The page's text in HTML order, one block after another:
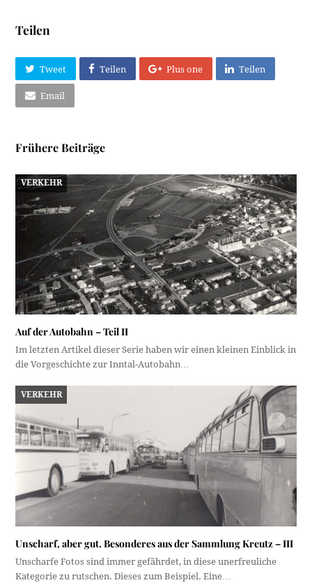
Teilen
Tweet Teilen Plus one Teilen
Email
Frühere Beiträge
VERKEHR
Auf der Autobahn – Teil II
Im letzten Artikel dieser Serie haben wir einen kleinen Einblick in
die Vorgeschichte zur Inntal-Autobahn…
VERKEHR
Unscharf, aber gut. Besonderes aus der Sammlung Kreutz – III
Unscharfe Fotos sind immer gefährdet, in diese unerfreuliche
Kategorie zu rutschen. Dieses zum Beispiel. Eine…